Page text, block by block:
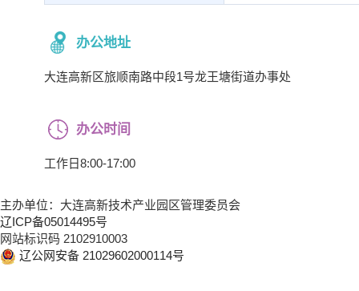
办公地址
大连高新区旅顺南路中段1号龙王塘街道办事处
办公时间
工作日8:00-17:00
主办单位：大连高新技术产业园区管理委员会
辽ICP备05014495号
网站标识码 2102910003
辽公网安备 21029602000114号